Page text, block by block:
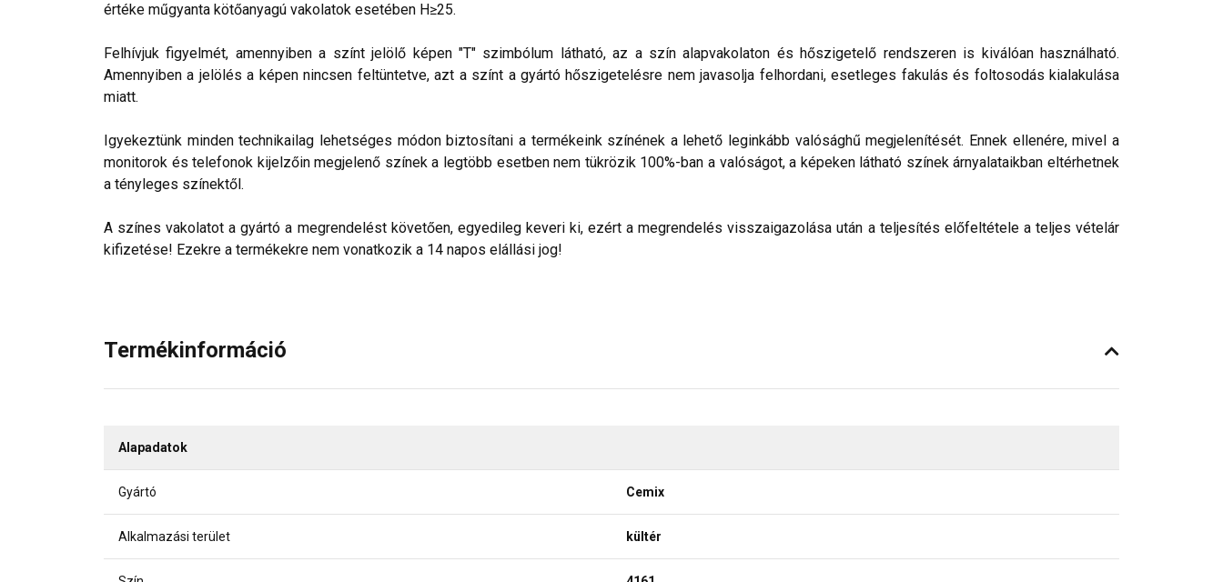
értéke műgyanta kötőanyagú vakolatok esetében H≥25.
Felhívjuk figyelmét, amennyiben a színt jelölő képen "T" szimbólum látható, az a szín alapvakolaton és hőszigetelő rendszeren is kiválóan használható.
Amennyiben a jelölés a képen nincsen feltüntetve, azt a színt a gyártó hőszigetelésre nem javasolja felhordani, esetleges fakulás és foltosodás kialakulása
miatt.
Igyekeztünk minden technikailag lehetséges módon biztosítani a termékeink színének a lehető leginkább valósághű megjelenítését. Ennek ellenére, mivel a
monitorok és telefonok kijelzőin megjelenő színek a legtöbb esetben nem tükrözik 100%-ban a valóságot, a képeken látható színek árnyalataikban eltérhetnek
a tényleges színektől.
A színes vakolatot a gyártó a megrendelést követően, egyedileg keveri ki, ezért a megrendelés visszaigazolása után a teljesítés előfeltétele a teljes vételár
kifizetése! Ezekre a termékekre nem vonatkozik a 14 napos elállási jog!
Termékinformáció
Alapadatok
Gyártó Cemix
Alkalmazási terület kültér